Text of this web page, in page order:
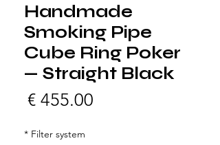
Handmade
Smoking Pipe
Cube Ring Poker
— Straight Black
Filter system
*